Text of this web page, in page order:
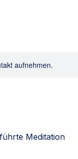
aufnehmen.
Meditation